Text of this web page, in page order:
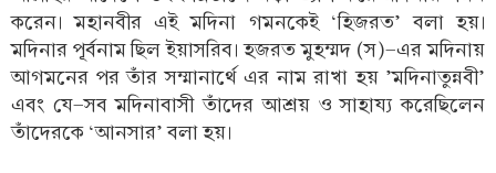
করেন। মহানবীর এই মদিনা গমনকেই ‘হিজরত’ বলা হয়।
মদিনার পূর্বনাম ছিল ইয়াসরিব। হজরত মুহম্মদ (স)-এর মদিনায়
আগমনের পর তাঁর সম্মানার্থে এর নাম রাখা হয় ’মদিনাতুন্নবী’
এবং যে-সব মদিনাবাসী তাঁদের আশ্রয় ও সাহায্য করেছিলেন
তাঁদেরকে ‘আনসার’ বলা হয়।